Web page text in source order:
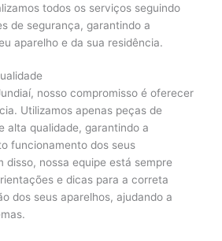
todos os serviços seguindo
de segurança, garantindo a
aparelho e da sua residência.
nosso compromisso é oferecer
Utilizamos apenas peças de
alta qualidade, garantindo a
funcionamento dos seus
disso, nossa equipe está sempre
e dicas para a correta
dos seus aparelhos, ajudando a